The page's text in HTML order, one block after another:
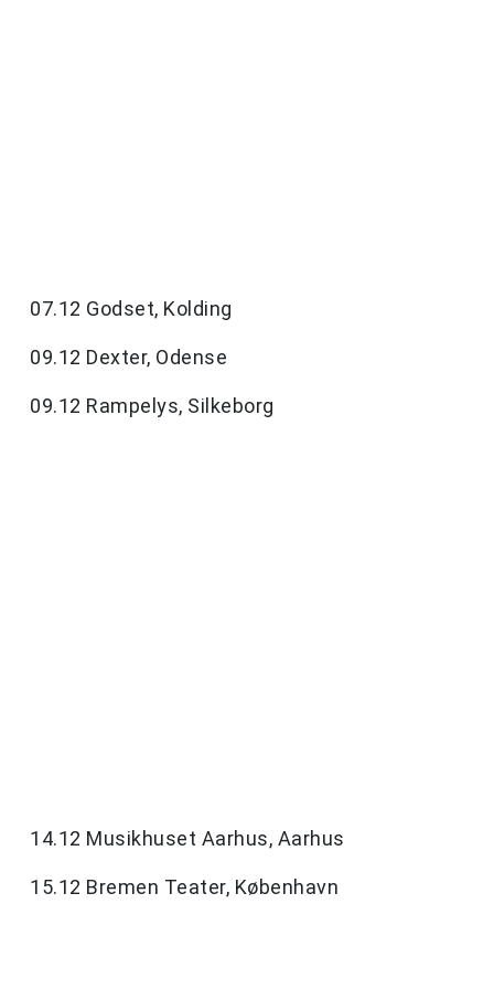
07.12 Godset, Kolding
09.12 Dexter, Odense
09.12 Rampelys, Silkeborg
14.12 Musikhuset Aarhus, Aarhus
15.12 Bremen Teater, København